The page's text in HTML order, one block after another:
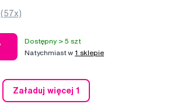
(57x)
Dostępny > 5 szt
Natychmiast w1 sklepie
Załaduj więcej 1